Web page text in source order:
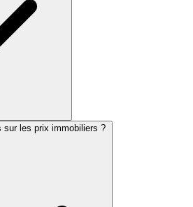
sur les prix immobiliers ?